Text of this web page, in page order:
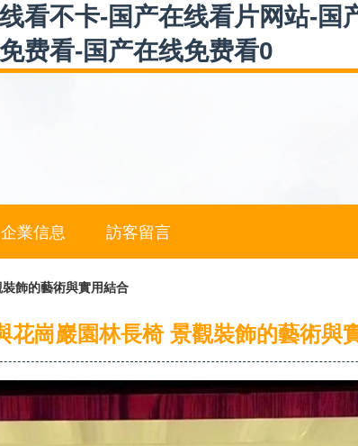
看不卡-国产在线看片网站-
费看-国产在线免费看0
企業信息 訪客留言
飾的藝術與實用結合
花崗巖園林長椅 景觀裝飾的藝術與